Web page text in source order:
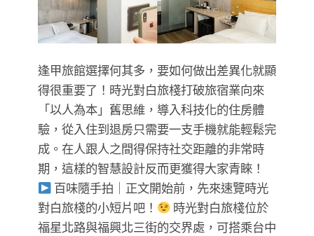
逢甲旅館選擇何其多，要如何做出差異化就顯
得很重要了！時光對白旅棧打破旅宿業向來
「以人為本」舊思維，導入科技化的住房體
驗，從入住到退房只需要一支手機就能輕鬆完
成。在人跟人之間得保持社交距離的非常時
期，這樣的智慧設計反而更獲得大家青睞！
百味隨手拍｜正文開始前，先來速覽時光
對白旅棧的小短片吧！
時光對白旅棧位於
福星北路與福興北三街的交界處，可搭乘台中